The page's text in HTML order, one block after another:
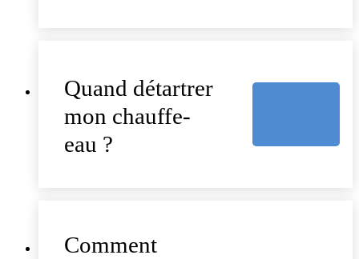
Quand détartrer
mon chauffe-
eau ?
Comment